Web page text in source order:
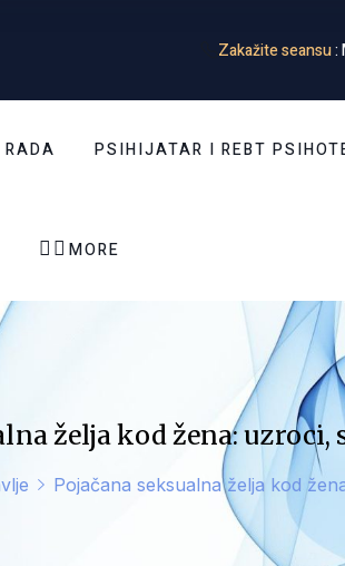
Zakažite seansu:
PSIHIJATAR I REBT
  MORE
želja kod žena:
Pojačana seksualna želja kod